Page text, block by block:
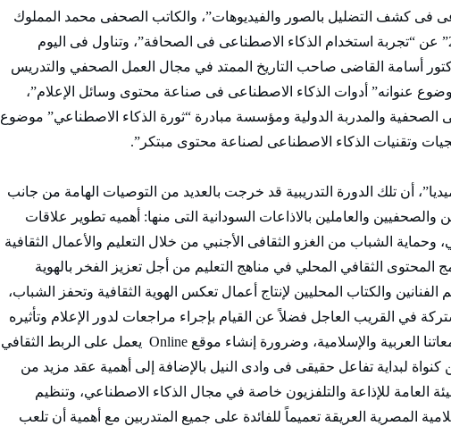
فى كشف التضليل بالصور والفيديوهات”، والكاتب الصحفى محمد المملوك
رئيس تحرير موقع “القاهرة 24” عن “تجربة استخدام الذكاء الاصطناعى فى الصحافة”، وتناول فى اليوم
أسامة القاضى صاحب التاريخ الممتد في مجال العمل الصحفي والتدريس
عنوانه” أدوات الذكاء الاصطناعى فى صناعة محتوى وسائل الإعلام”،
الصحفية والمدربة الدولية ومؤسسة مبادرة “ثورة الذكاء الاصطناعي” موضوع
وتقنيات الذكاء الاصطناعى لصناعة محتوى مبتكر”.
أن تلك الدورة التدريبية قد خرجت بالعديد من التوصيات الهامة من جانب
والصحفيين والعاملين بالاذاعات السودانية التى منها: أهميه تطوير علاقات
الشباب من الغزو الثقافى الأجنبي من خلال التعليم والأعمال الثقافية
المحتوى الثقافي المحلي في مناهج التعليم من أجل تعزيز الفخر بالهوية
الفنانين والكتاب المحليين لإنتاج أعمال تعكس الهوية الثقافية وتحفز الشباب،
في القريب العاجل فضلاً عن القيام بإجراء مراجعات لدور الإعلام وتأثيره
الاجتماعي والثقافي على مجتمعاتنا العربية والإسلامية، وضرورة إنشاء موقع Online يعمل على الربط الثقافي
كنواة لبداية تفاعل حقيقى فى وادى النيل بالإضافة إلى أهمية عقد مزيد من
العامة للإذاعة والتلفزيون خاصة في مجال الذكاء الاصطناعي، وتنظيم
المصرية العريقة تعميماً للفائدة على جميع المتدربين مع أهمية أن تلعب